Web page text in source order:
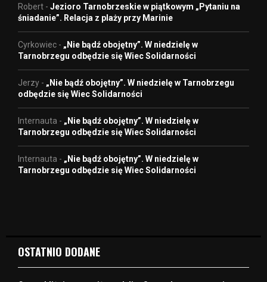
Robert - Jezioro Tarnobrzeskie w piątkowym „Pytaniu na
śniadanie”. Relacja z plaży przy Marinie
Cyrkowiec - „Nie bądź obojętny”. W niedzielę w
Tarnobrzegu odbędzie się Wiec Solidarności
Jerzy - „Nie bądź obojętny”. W niedzielę w Tarnobrzegu
odbędzie się Wiec Solidarności
Internauta - „Nie bądź obojętny”. W niedzielę w
Tarnobrzegu odbędzie się Wiec Solidarności
Internauta - „Nie bądź obojętny”. W niedzielę w
Tarnobrzegu odbędzie się Wiec Solidarności
OSTATNIO DODANE